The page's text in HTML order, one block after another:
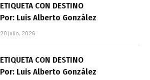
ETIQUETA CON DESTINO
Por: Luis Alberto González
28 julio, 2026
ETIQUETA CON DESTINO
Por: Luis Alberto González